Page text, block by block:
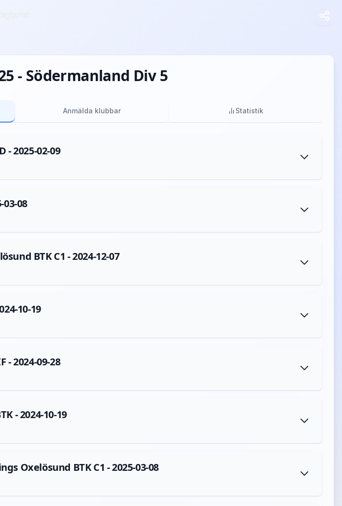
- Södermanland Div 5
Anmälda klubbar Statistik
- 2025-02-09
03-08
BTK C1 - 2024-12-07
10-19
- 2024-09-28
- 2024-10-19
Oxelösund BTK C1 - 2025-03-08